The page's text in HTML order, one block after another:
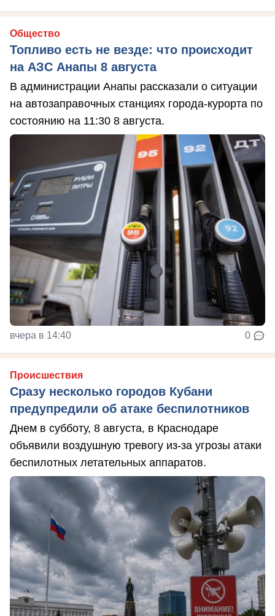
Общество
Топливо есть не везде: что происходит
на АЗС Анапы 8 августа
В администрации Анапы рассказали о ситуации
на автозаправочных станциях города-курорта по
состоянию на 11:30 8 августа.
вчера в 14:40 0
Происшествия
Сразу несколько городов Кубани
предупредили об атаке беспилотников
Днем в субботу, 8 августа, в Краснодаре
объявили воздушную тревогу из-за угрозы атаки
беспилотных летательных аппаратов.